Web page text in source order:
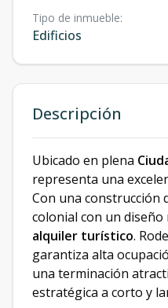
Tipo de inmueble:
Edificios
Descripción
Ubicado en plena
representa una
Con una construcción
colonial con un
alquiler turístico.
garantiza alta
una terminación
estratégica a corto y